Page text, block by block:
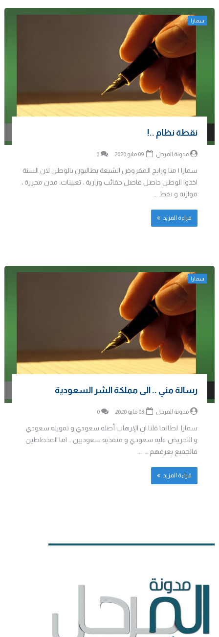
سمارا
نقطة نظام ..!
مدونة المرجل 0
سمارا | منا ورايح المفروض الشيعة يطالبون بالوطن لان السنة
اخذوا الوطن حاصل فاصل حقائب وزارية ، تعيينات، مدن محررة ،
موازنة و نفط ...
قراءة المزيد
سمارا
رسالة مني .. الى مملكة الشر السعودية
مدونة المرجل 0
سمارا لطالما قلنا ان الإرهاب أصله سعودي و تمويله سعودي
و التحريض عليه سعودي و منفذيه سعوديين .. اما المخططين
فالجميع يعرفهم … ...
قراءة المزيد